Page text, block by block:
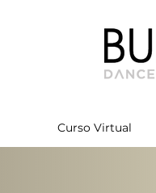
Curso Virtual